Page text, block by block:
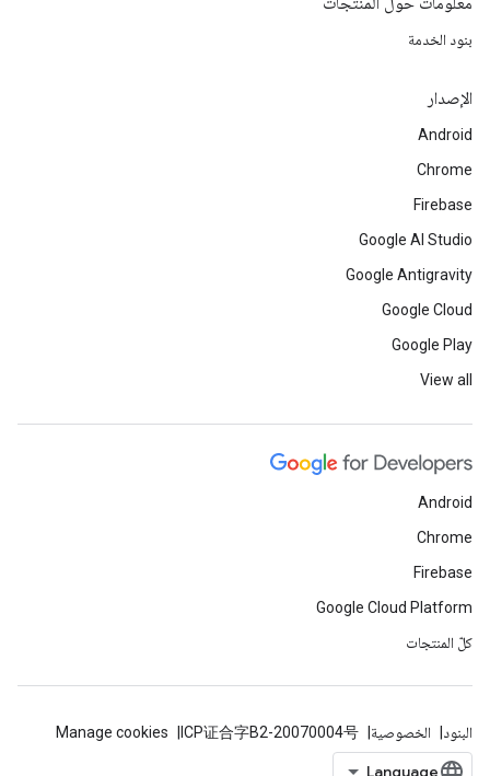
بنود الخدمة
الإصدار
Android
Chrome
Firebase
Google AI Studio
Google Antigravity
Google Cloud
Google Play
View all
Android
Chrome
Firebase
Google Cloud Platform
كلّ المنتجات
البنود الخصوصية ICP证合字B2-20070004号
Manage cookies